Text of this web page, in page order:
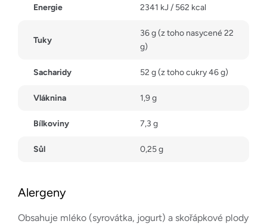
Energie 2341 kJ / 562 kcal
Tuky
36 g (z toho nasycené 22
g)
Sacharidy 52 g (z toho cukry 46 g)
Vláknina 1,9 g
Bílkoviny 7,3 g
Sůl 0,25 g
Alergeny
Obsahuje mléko (syrovátka, jogurt) a skořápkové plody